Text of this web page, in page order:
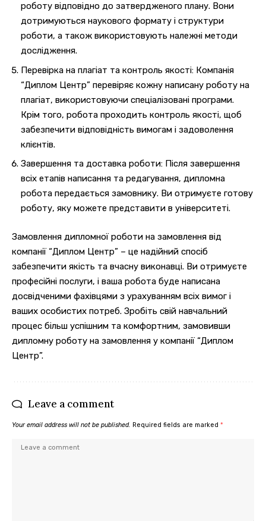
роботу відповідно до затвердженого плану. Вони
дотримуються наукового формату і структури
роботи, а також використовують належні методи
дослідження.
Перевірка на плагіат та контроль якості: Компанія
“Диплом Центр” перевіряє кожну написану роботу на
плагіат, використовуючи спеціалізовані програми.
Крім того, робота проходить контроль якості, щоб
забезпечити відповідність вимогам і задоволення
клієнтів.
Завершення та доставка роботи: Після завершення
всіх етапів написання та редагування, дипломна
робота передається замовнику. Ви отримуєте готову
роботу, яку можете представити в університеті.
Замовлення дипломної роботи на замовлення від
компанії “Диплом Центр” – це надійний спосіб
забезпечити якість та вчасну виконавці. Ви отримуєте
професійні послуги, і ваша робота буде написана
досвідченими фахівцями з урахуванням всіх вимог і
ваших особистих потреб. Зробіть свій навчальний
процес більш успішним та комфортним, замовивши
дипломну роботу на замовлення у компанії “Диплом
Центр”.
Leave a comment
Your email address will not be published. Required fields are marked *